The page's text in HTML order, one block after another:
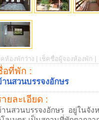
คห้องพักว่าง | เช็คชื่อผู้จองห้องพัก |
อที่พัก :
นสวนบรรจงอักษร
ายละเอียด :
นสวนบรรจงอักษร อยู่ในจัง